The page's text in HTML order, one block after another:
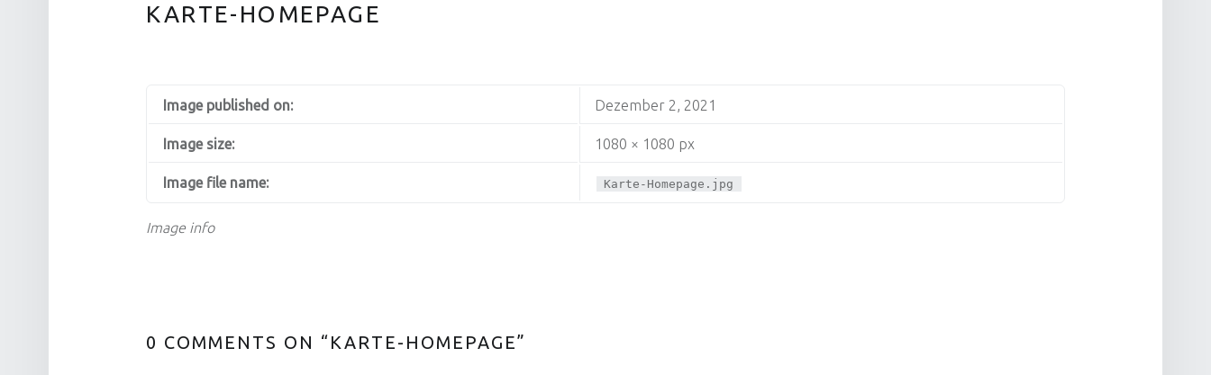
KARTE-HOMEPAGE
Image info
Image published on: Dezember 2, 2021
Image size: 1080 × 1080 px
Image file name: Karte-Homepage.jpg
0 COMMENTS ON “KARTE-HOMEPAGE”